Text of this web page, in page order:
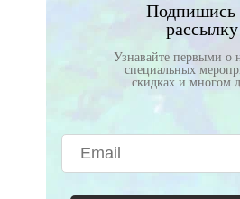
Подпишись
рассылку
Узнавайте первыми о
специальных
скидках и многом